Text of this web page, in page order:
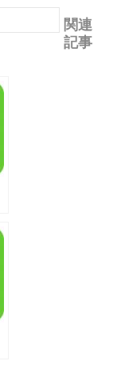
関連
記事